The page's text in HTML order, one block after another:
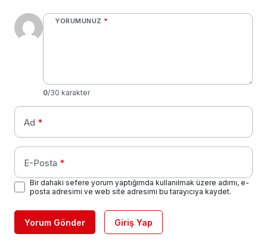
YORUMUNUZ *
0/30 karakter
Ad *
E-Posta *
Bir dahaki sefere yorum yaptığımda kullanılmak üzere adımı, e-
posta adresimi ve web site adresimi bu tarayıcıya kaydet.
Yorum Gönder Giriş Yap